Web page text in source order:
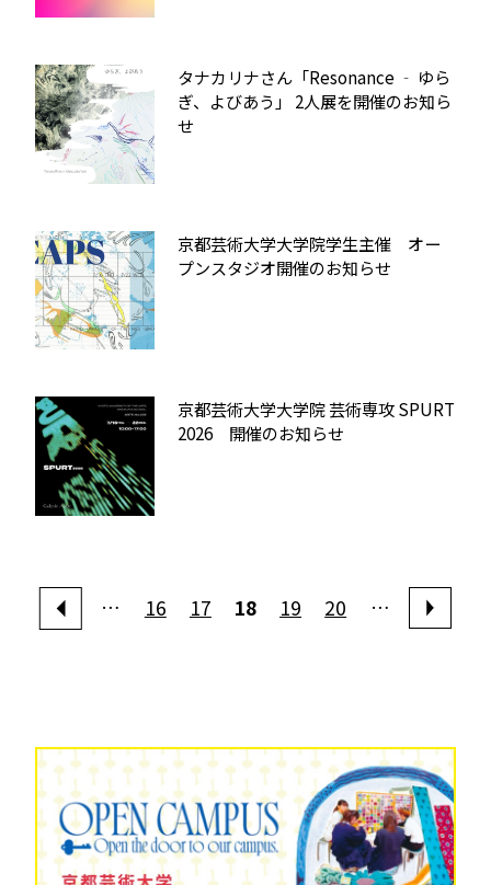
タナカリナさん「Resonance ‐ ゆら
ぎ、よびあう」 2人展を開催のお知ら
せ
京都芸術大学大学院学生主催 オー
プンスタジオ開催のお知らせ
京都芸術大学大学院 芸術専攻 SPURT
2026 開催のお知らせ
… 16 17 18 19 20 …